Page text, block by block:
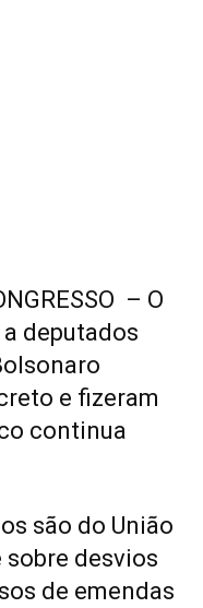
– O
deputados
e fizeram
continua
são do União
sobre desvios
de emendas